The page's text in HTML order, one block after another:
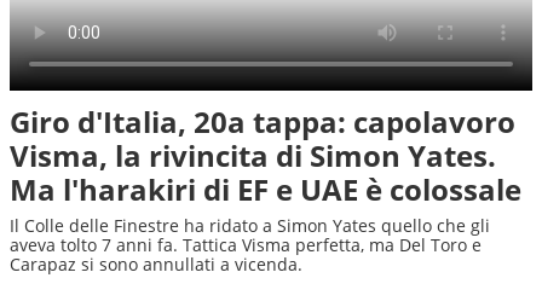
Giro d'Italia, 20a tappa: capolavoro
Visma, la rivincita di Simon Yates.
Ma l'harakiri di EF e UAE è colossale
Il Colle delle Finestre ha ridato a Simon Yates quello che gli
aveva tolto 7 anni fa. Tattica Visma perfetta, ma Del Toro e
Carapaz si sono annullati a vicenda.